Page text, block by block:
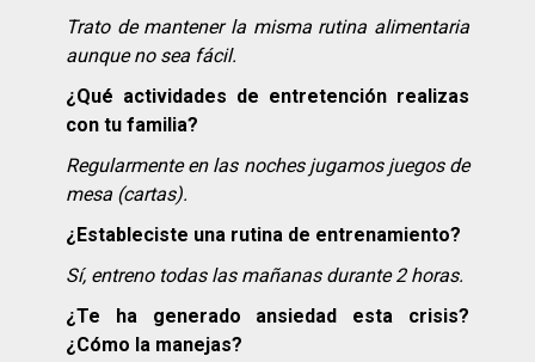
Trato de mantener la misma rutina alimentaria
aunque no sea fácil.
¿Qué actividades de entretención realizas
con tu familia?
Regularmente en las noches jugamos juegos de
mesa (cartas).
¿Estableciste una rutina de entrenamiento?
Sí, entreno todas las mañanas durante 2 horas.
¿Te ha generado ansiedad esta crisis?
¿Cómo la manejas?